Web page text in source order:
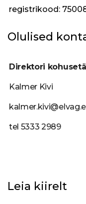
registrikood:
Olulised
Direktori
Kalmer Kivi
tel 5333 2989
Leia kiirelt